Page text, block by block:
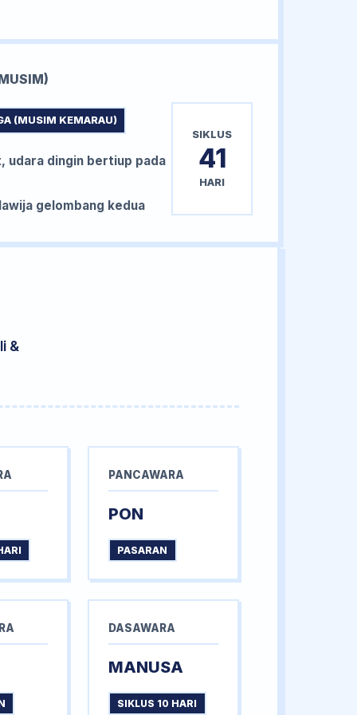
(MUSIM KEMARAU)
udara dingin bertiup pada
gelombang kedua
SIKLUS
41
HARI
&
PANCAWARA
PON
PASARAN
DASAWARA
MANUSA
SIKLUS 10 HARI